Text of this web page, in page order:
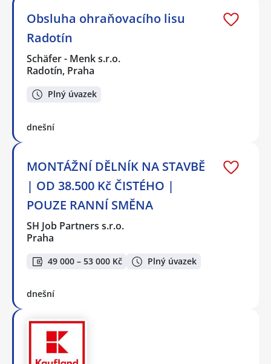
Obsluha ohraňovacího lisu
Radotín
Schäfer - Menk s.r.o.
Radotín, Praha
Plný úvazek
dnešní
MONTÁŽNÍ DĚLNÍK NA STAVBĚ
| OD 38.500 Kč ČISTÉHO |
POUZE RANNÍ SMĚNA
SH Job Partners s.r.o.
Praha
49 000 – 53 000 Kč Plný úvazek
dnešní